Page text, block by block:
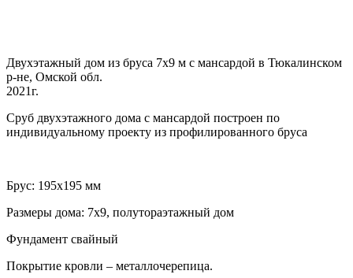
Двухэтажный дом из бруса 7х9 м с мансардой в Тюкалинском
р-не, Омской обл.
2021г.
Сруб двухэтажного дома с мансардой построен по
индивидуальному проекту из профилированного бруса
Брус: 195х195 мм
Размеры дома: 7х9, полутораэтажный дом
Фундамент свайный
Покрытие кровли – металлочерепица.